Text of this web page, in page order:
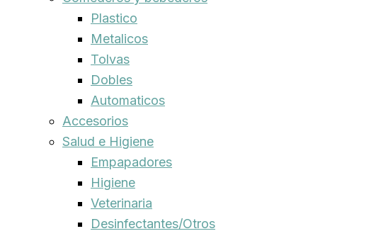
Plastico
Metalicos
Tolvas
Dobles
Automaticos
Accesorios
Salud e Higiene
Empapadores
Higiene
Veterinaria
Desinfectantes/Otros